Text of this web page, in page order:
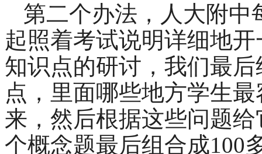
第二个办法，人大附中
起照着考试说明详细地
知识点的研讨，我们最
点，里面哪些地方学生
来，然后根据这些问题
个概念题最后组合成100